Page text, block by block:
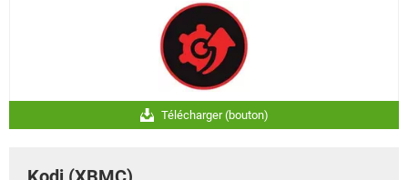
Télécharger (bouton)